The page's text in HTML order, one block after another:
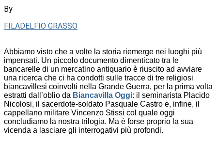
By
FILADELFIO GRASSO
Abbiamo visto che a volte la storia riemerge nei luoghi più
impensati. Un piccolo documento dimenticato tra le
bancarelle di un mercatino antiquario è riuscito ad avviare
una ricerca che ci ha condotti sulle tracce di tre religiosi
biancavillesi coinvolti nella Grande Guerra, per la prima volta
estratti dall’oblio da Biancavilla Oggi: il seminarista Placido
Nicolosi, il sacerdote-soldato Pasquale Castro e, infine, il
cappellano militare Vincenzo Stissi col quale oggi
concludiamo la nostra trilogia. Ma è forse proprio la sua
vicenda a lasciare gli interrogativi più profondi.